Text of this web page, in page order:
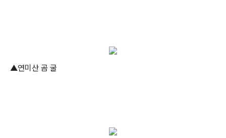
▲연미산 곰 굴